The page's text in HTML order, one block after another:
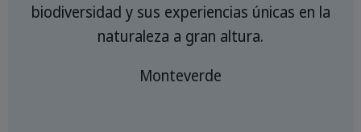
biodiversidad y sus experiencias únicas en la
naturaleza a gran altura.
Monteverde